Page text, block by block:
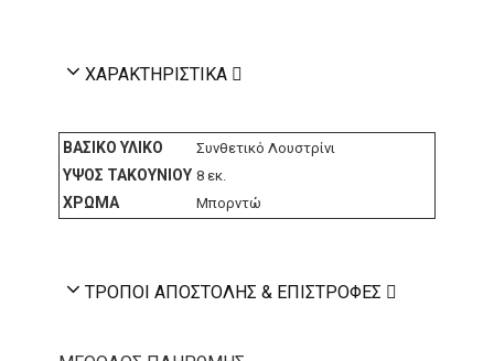
ΧΑΡΑΚΤΗΡΙΣΤΙΚΆ
ΒΑΣΙΚΌ ΥΛΙΚΌ Συνθετικό Λουστρίνι
ΎΨΟΣ ΤΑΚΟΥΝΙΟΎ 8 εκ.
ΧΡΏΜΑ Μπορντώ
ΤΡΌΠΟΙ ΑΠΟΣΤΟΛΉΣ & ΕΠΙΣΤΡΟΦΈΣ